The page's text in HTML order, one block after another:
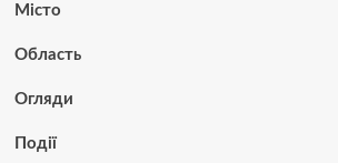
Місто
Область
Огляди
Події